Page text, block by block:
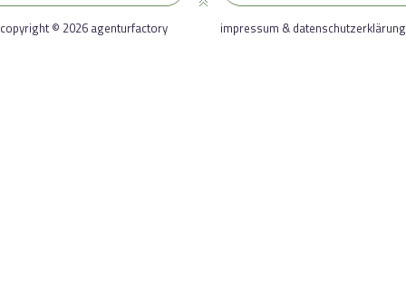
copyright © 2026 agenturfactory impressum & datenschutzerklärung